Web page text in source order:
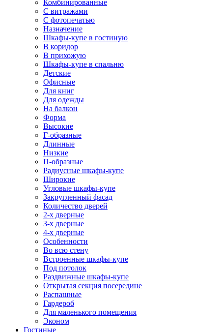
Комбинированные
С витражами
С фотопечатью
Назначение
Шкафы-купе в гостиную
В коридор
В прихожую
Шкафы-купе в спальню
Детские
Офисные
Для книг
Для одежды
На балкон
Форма
Высокие
Г-образные
Длинные
Низкие
П-образные
Радиусные шкафы-купе
Широкие
Угловые шкафы-купе
Закругленный фасад
Количество дверей
2-х дверные
3-х дверные
4-х дверные
Особенности
Во всю стену
Встроенные шкафы-купе
Под потолок
Раздвижные шкафы-купе
Открытая секция посередине
Распашные
Гардероб
Для маленького помещения
Эконом
Гостиные